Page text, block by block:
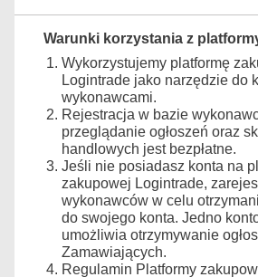
Warunki korzystania z
Wykorzystujemy platformę
Logintrade jako narzędzie do
wykonawcami.
Rejestracja w bazie
przeglądanie ogłoszeń oraz
handlowych jest bezpłatne.
Jeśli nie posiadasz konta na
zakupowej Logintrade,
wykonawców w celu
do swojego konta. Jedno
umożliwia otrzymywanie
Zamawiających.
Regulamin Platformy